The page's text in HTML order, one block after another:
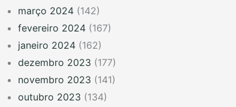
março 2024 (142)
fevereiro 2024 (167)
janeiro 2024 (162)
dezembro 2023 (177)
novembro 2023 (141)
outubro 2023 (134)